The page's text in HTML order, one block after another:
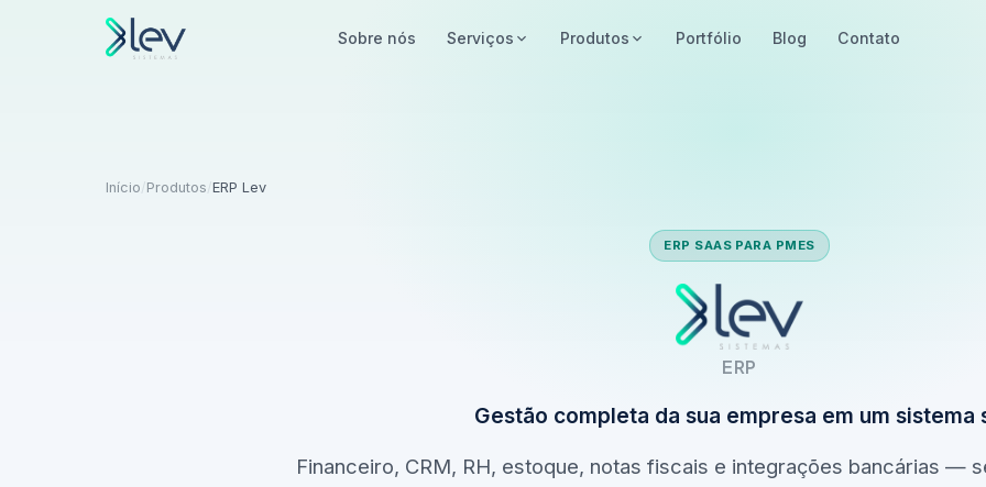
Sobre nós Serviços Produtos Portfólio Blog Contato
Início Produtos ERP Lev
ERP SAAS PARA PMES
ERP
Gestão completa da sua empresa em um sistema
Financeiro, CRM, RH, estoque, notas fiscais e integrações bancárias —